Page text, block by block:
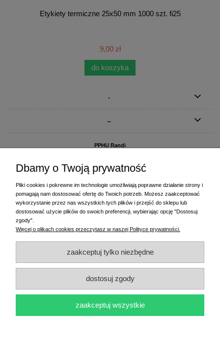
Etykiety termiczne 25x50 mm 1000 szt. fi25
9,00 zł
do koszyka
.
..
PPHU Randi
ul. Starogardzka 77 (wjazd od ul. Plażowej)
+48 58 770 31 80
- centrala
+48 58 770 31 83- wyceny i drukowanie etykiet
- Krzysztof - drukowanie etykiet,
(+48) 602 794 901- Sebastian - wyceny i doradztwo techniczne,biuro@randi.pl
Dbamy o Twoją prywatność
Pliki cookies i pokrewne im technologie umożliwiają poprawne działanie strony i
pomagają nam dostosować ofertę do Twoich potrzeb. Możesz zaakceptować
wykorzystanie przez nas wszystkich tych plików i przejść do sklepu lub
dostosować użycie plików do swoich preferencji, wybierając opcję "Dostosuj
zgody".
Więcej o plikach cookies przeczytasz w naszej Polityce prywatności.
zaakceptuj tylko niezbędne
dostosuj zgody
zaakceptuj wszystkie